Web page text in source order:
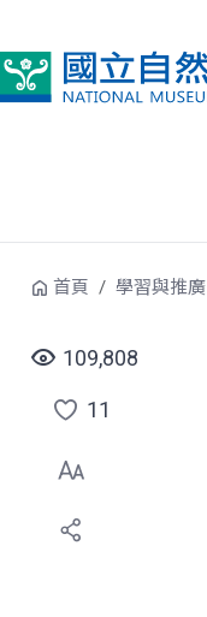
首頁 學習與推廣
109,808
點
選
喜
11